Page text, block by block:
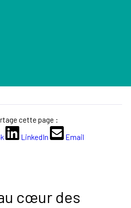
cœur des
cette page :
LinkedIn Email